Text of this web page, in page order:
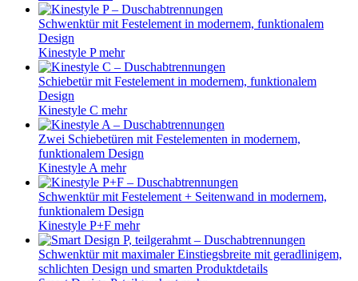
Hilfe benötigt? Installateur in Ihrer Nähe finden
Weitere Duschabtrennungen
Schwenktür mit Festelement in extravagantem Design mit
edlen Produktdetails
Ekinox Pmehr
Schiebetür mit Festelement in extravagantem Design mit
edlen Produktdetails und Soft-Close-Funktion
Ekinox Cmehr
Schwenktür mit Festelement + Seitenwand in extravagantem
Design mit edlen Produktdetails
Ekinox P+Fmehr